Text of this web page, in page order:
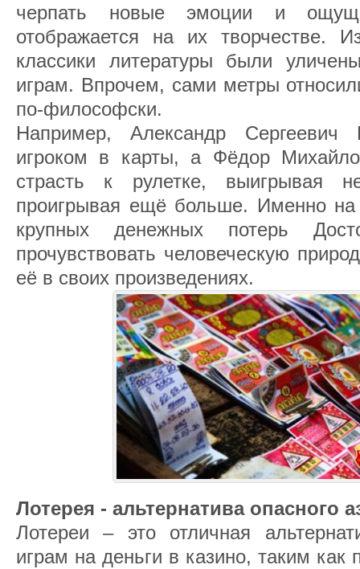
черпать новые эмоции и
отображается на их творчестве.
классики литературы были
играм. Впрочем, сами метры
по-философски.
Например, Александр
игроком в карты, а Фёдор
страсть к рулетке,
проигрывая ещё больше. Именно на
крупных денежных потерь
прочувствовать человеческую
её в своих произведениях.
Лотерея - альтернатива опасного
Лотереи – это отличная
играм на деньги в казино, таким как